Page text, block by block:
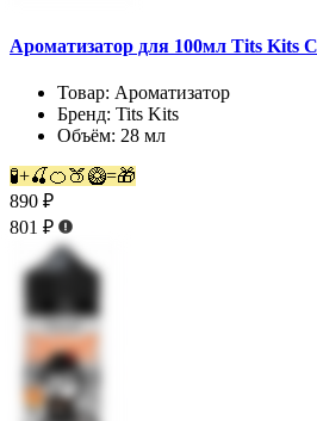
Ароматизатор для 100мл Tits Kits
Товар: Ароматизатор
Бренд: Tits Kits
Объём: 28 мл
🧪+🍒🍊🍑🥝=🎁
890 ₽
801 ₽